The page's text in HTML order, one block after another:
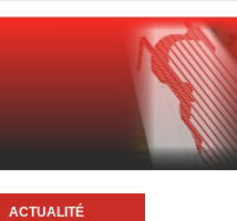
ACTUALITÉ